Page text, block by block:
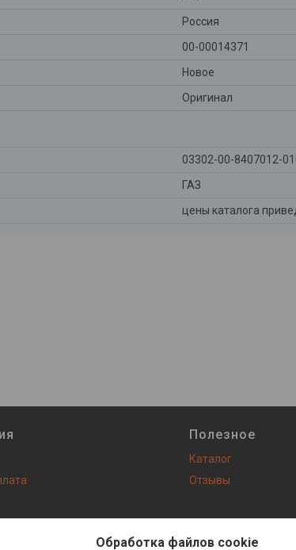
Россия
00-00014371
Новое
Оригинал
03302-00-8407012-
ГАЗ
цены каталога
Полезное
Каталог
Отзывы
Сайт создан на платформе Deal.by
Политика обработки файлов cookies
Обработка файлов cookie